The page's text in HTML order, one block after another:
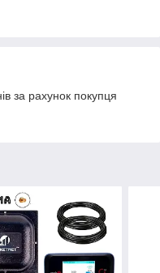
за рахунок покупця